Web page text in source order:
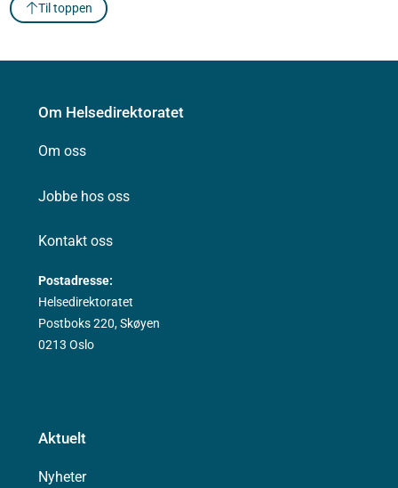
Til toppen
Om Helsedirektoratet
Om oss
Jobbe hos oss
Kontakt oss
Postadresse:
Helsedirektoratet
Postboks 220, Skøyen
0213 Oslo
Aktuelt
Nyheter